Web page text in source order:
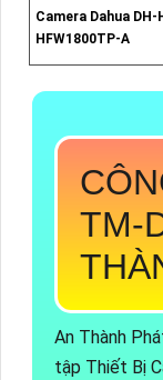
Camera Dahua DH-
HFW1800TP-A
TM-
An Thành
tập Thiết Bị